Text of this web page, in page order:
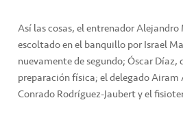
Así las cosas, el entrenador
escoltado en el banquillo por Israel
nuevamente de segundo; Óscar Díaz,
preparación física; el delegado Airam
Conrado Rodríguez-Jaubert y el